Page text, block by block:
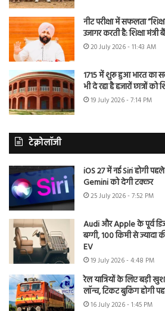
नीट परीक्षा में सफलता
उजागर करती है: शिक्षा मंत्री
20 July 2026 - 11:43 AM
1715 में शुरू हुआ भारत का
भी दे रहा है हजारों छात्रों को
19 July 2026 - 7:14 PM
टेक्नोलॉजी
iOS 27 में नई Siri होगी
Gemini को देगी टक्कर
25 July 2026 - 7:52 PM
Audi और Apple के पूर्व
बग्गी, 100 किमी से
EV
19 July 2026 - 4:48 PM
रेल यात्रियों के लिए बड़ी
लॉन्च, टिकट बुकिंग होगी
16 July 2026 - 1:45 PM